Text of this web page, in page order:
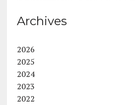
Archives
2026
2025
2024
2023
2022